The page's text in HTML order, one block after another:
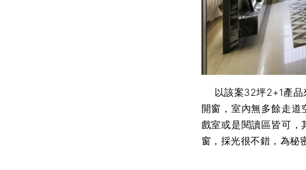
以該案32坪2+1產品
開窗，室內無多餘走
戲室或是閱讀區皆可
窗，採光很不錯，為秘